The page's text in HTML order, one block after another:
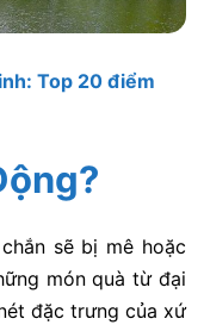
Top 20 điểm
sẽ bị mê hoặc
món quà từ đại
đặc trưng của xứ